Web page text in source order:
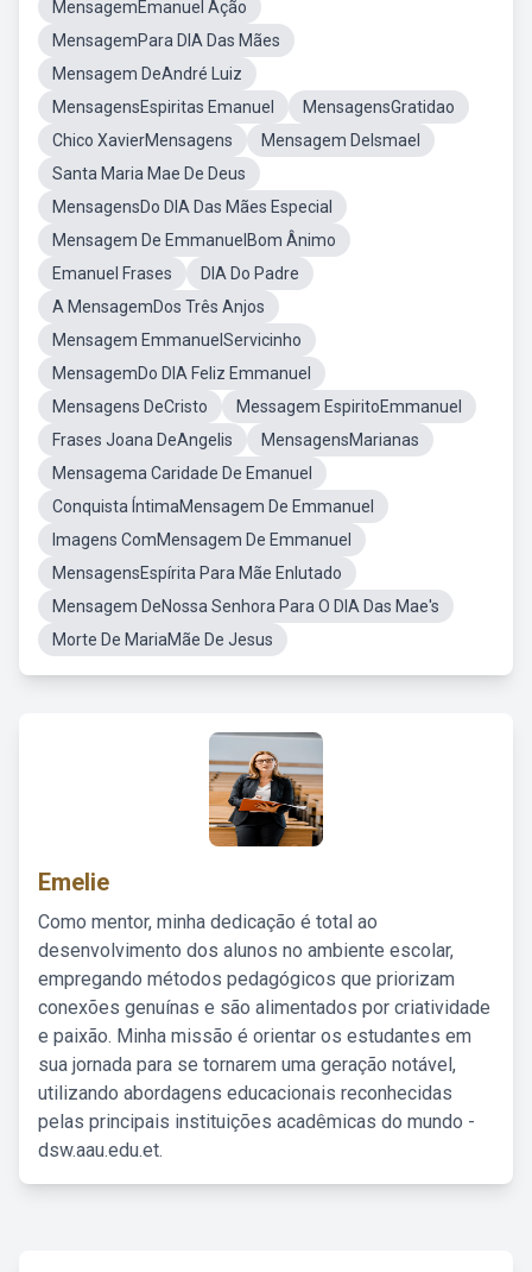
MensagemEmanuel Ação
MensagemPara DIA Das Mães
Mensagem DeAndré Luiz
MensagensEspiritas Emanuel
MensagensGratidao
Chico XavierMensagens
Mensagem DeIsmael
Santa Maria Mae De Deus
MensagensDo DIA Das Mães Especial
Mensagem De EmmanuelBom Ânimo
Emanuel Frases
DIA Do Padre
A MensagemDos Três Anjos
Mensagem EmmanuelServicinho
MensagemDo DIA Feliz Emmanuel
Mensagens DeCristo
Messagem EspiritoEmmanuel
Frases Joana DeAngelis
MensagensMarianas
Mensagema Caridade De Emanuel
Conquista ÍntimaMensagem De Emmanuel
Imagens ComMensagem De Emmanuel
MensagensEspírita Para Mãe Enlutado
Mensagem DeNossa Senhora Para O DIA Das Mae's
Morte De MariaMãe De Jesus
Emelie
Como mentor, minha dedicação é total ao
desenvolvimento dos alunos no ambiente escolar,
empregando métodos pedagógicos que priorizam
conexões genuínas e são alimentados por criatividade
e paixão. Minha missão é orientar os estudantes em
sua jornada para se tornarem uma geração notável,
utilizando abordagens educacionais reconhecidas
pelas principais instituições acadêmicas do mundo -
dsw.aau.edu.et.